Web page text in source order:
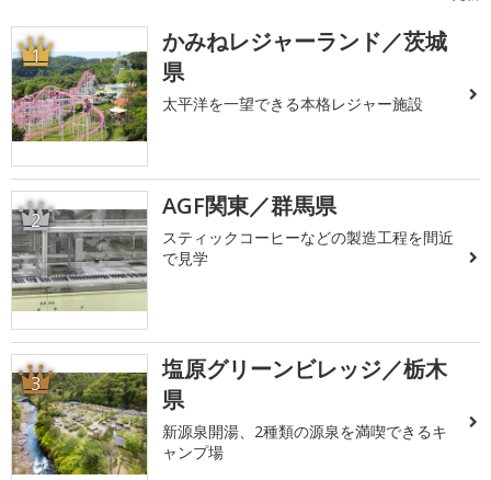
1
かみねレジャーランド／茨城
県
太平洋を一望できる本格レジャー施設
2 AGF関東／群馬県
スティックコーヒーなどの製造工程を間近
で見学
3
塩原グリーンビレッジ／栃木
県
新源泉開湯、2種類の源泉を満喫できるキ
ャンプ場